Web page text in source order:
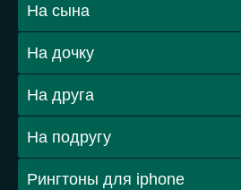
На сына
На дочку
На друга
На подругу
Рингтоны для iphone